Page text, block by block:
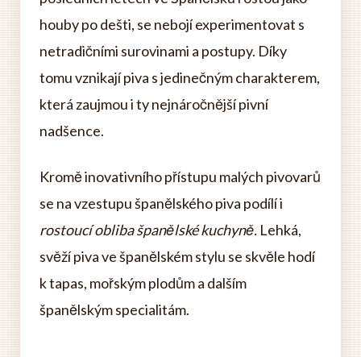
houby po dešti, se nebojí experimentovat s
netradičními surovinami a postupy. Díky
tomu vznikají piva s jedinečným charakterem,
která zaujmou i ty nejnáročnější pivní
nadšence.
Kromě inovativního přístupu malých pivovarů
se na vzestupu španělského piva podílí i
rostoucí obliba španělské kuchyně. Lehká,
svěží piva ve španělském stylu se skvěle hodí
k tapas, mořským plodům a dalším
španělským specialitám.